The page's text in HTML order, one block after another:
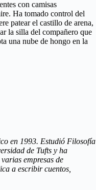
con camisas
Ha tomado control del
patear el castillo de arena,
la silla del compañero que
una nube de hongo en la
en 1993. Estudió Filosofía
de Tufts y ha
empresas de
a escribir cuentos,